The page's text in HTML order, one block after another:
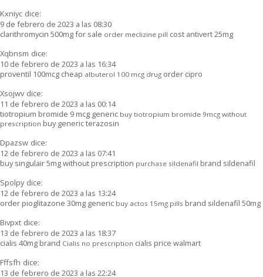
Kxniyc dice:
9 de febrero de 2023 a las 08:30
clarithromycin 500mg for sale order meclizine pill cost antivert 25mg
Xqbnsm dice:
10 de febrero de 2023 a las 16:34
proventil 100mcg cheap albuterol 100 mcg drug order cipro
Xsojwv dice:
11 de febrero de 2023 a las 00:14
tiotropium bromide 9 mcg generic buy tiotropium bromide 9mcg without
prescription buy generic terazosin
Dpazsw dice:
12 de febrero de 2023 a las 07:41
buy singulair 5mg without prescription purchase sildenafil brand sildenafil
Spolpy dice:
12 de febrero de 2023 a las 13:24
order pioglitazone 30mg generic buy actos 15mg pills brand sildenafil 50mg
Bivpxt dice:
13 de febrero de 2023 a las 18:37
cialis 40mg brand Cialis no prescription cialis price walmart
Fffsfh dice:
13 de febrero de 2023 a las 22:24